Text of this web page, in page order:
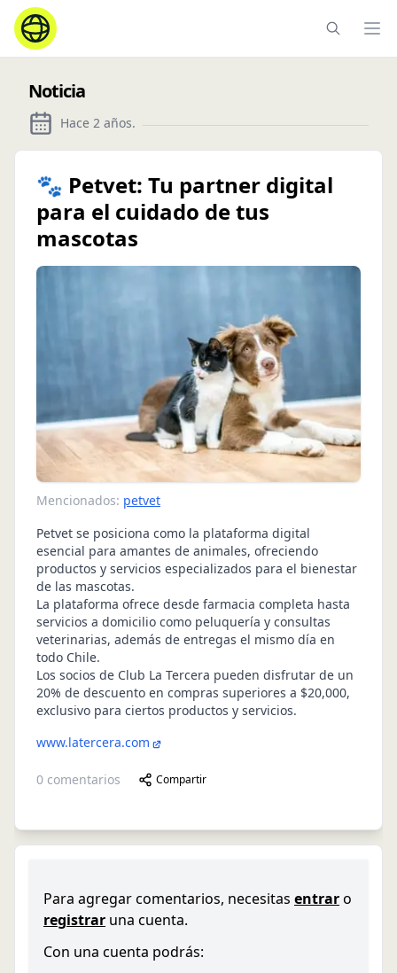
Noticia
Hace 2 años.
🐾 Petvet: Tu partner digital
para el cuidado de tus
mascotas
Mencionados: petvet
Petvet se posiciona como la plataforma digital
esencial para amantes de animales, ofreciendo
productos y servicios especializados para el bienestar
de las mascotas.
La plataforma ofrece desde farmacia completa hasta
servicios a domicilio como peluquería y consultas
veterinarias, además de entregas el mismo día en
todo Chile.
Los socios de Club La Tercera pueden disfrutar de un
20% de descuento en compras superiores a $20,000,
exclusivo para ciertos productos y servicios.
www.latercera.com
0 comentarios Compartir
Para agregar comentarios, necesitas entraro
registrar una cuenta.
Con una cuenta podrás: